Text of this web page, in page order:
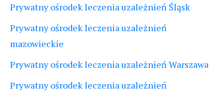
Prywatny ośrodek leczenia uzależnień Śląsk
Prywatny ośrodek leczenia uzależnień
mazowieckie
Prywatny ośrodek leczenia uzależnień Warszawa
Prywatny ośrodek leczenia uzależnień